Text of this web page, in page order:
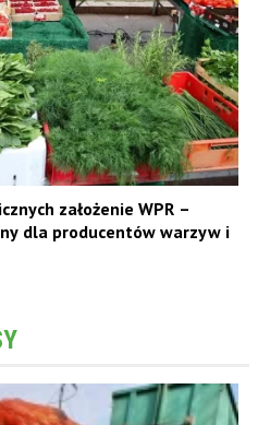
założenie WPR –
dla producentów warzyw i